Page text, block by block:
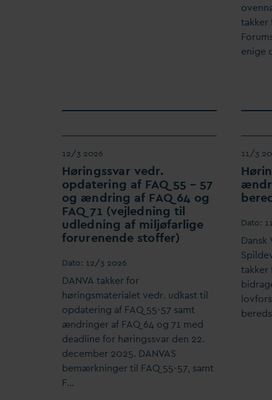
takker
enige
12/3 2026
Høringssvar vedr.
opdatering af FAQ 55 – 57
og ændring af FAQ 64 og
FAQ 71 (vejledning til
udledning af miljøfarlige
forurenende stoffer)
Dato: 12/3 2026
DANVA takker for
høringsmaterialet vedr. udkast til
opdatering af FAQ 55-57 samt
ændringer af FAQ 64 og 71 med
deadline for høringssvar den 22.
december 2025. DANVAS
bemærkninger til FAQ 55-57, samt
F…
11/3
Dato:
Dansk
Spilde
takker